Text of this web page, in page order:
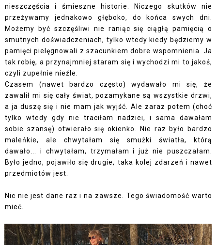
nieszczęścia i śmieszne historie. Niczego skutków nie
przeżywamy jednakowo głęboko, do końca swych dni.
Możemy być szczęśliwi nie raniąc się ciągłą pamięcią o
smutnych doświadczeniach, tylko wtedy kiedy będziemy w
pamięci pielęgnowali z szacunkiem dobre wspomnienia. Ja
tak robię, a przynajmniej staram się i wychodzi mi to jakoś,
czyli zupełnie nieźle.
Czasem (nawet bardzo często) wydawało mi się, że
zawalił mi się cały świat, pozamykane są wszystkie drzwi,
a ja duszę się i nie mam jak wyjść. Ale zaraz potem (choć
tylko wtedy gdy nie traciłam nadziei, i sama dawałam
sobie szansę) otwierało się okienko. Nie raz było bardzo
maleńkie, ale chwytałam się smużki światła, którą
dawało... i chwytałam, trzymałam i już nie puszczałam.
Było jedno, pojawiło się drugie, taka kolej zdarzeń i nawet
przedmiotów jest.
Nic nie jest dane raz i na zawsze. Tego świadomość warto
mieć.